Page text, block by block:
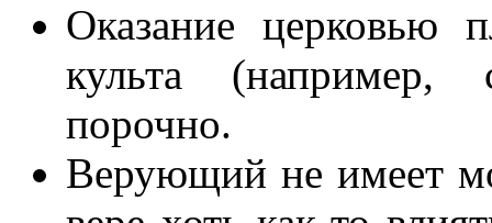
Оказание церковью
культа (например,
порочно.
Верующий не имеет